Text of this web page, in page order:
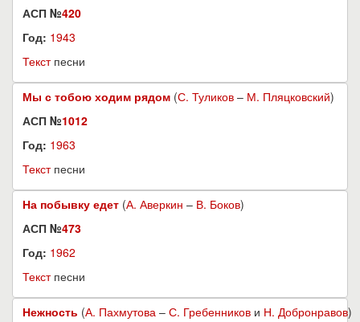
АСП №420
Год: 1943
Текстпесни
Мы с тобою ходим рядом (С. Туликов – М. Пляцковский)
АСП №1012
Год: 1963
Текстпесни
На побывку едет (А. Аверкин – В. Боков)
АСП №473
Год: 1962
Текстпесни
Нежность (А. Пахмутова – С. Гребенников и Н. Добронравов)